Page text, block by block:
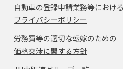
自動車の登録申請業務等における
プライバシーポリシー
労務費等の適切な転嫁のための
価格交渉に関する方針